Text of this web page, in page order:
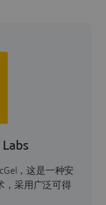
，这是一种安
，采用广泛可得